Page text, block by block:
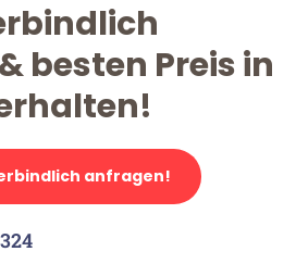
besten Preis in
anfragen!